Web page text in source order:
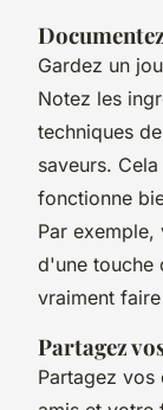
Gardez un
Notez les
techniques
saveurs.
fonctionne
Par
d'une touche
vraiment
Partagez
Partagez vos